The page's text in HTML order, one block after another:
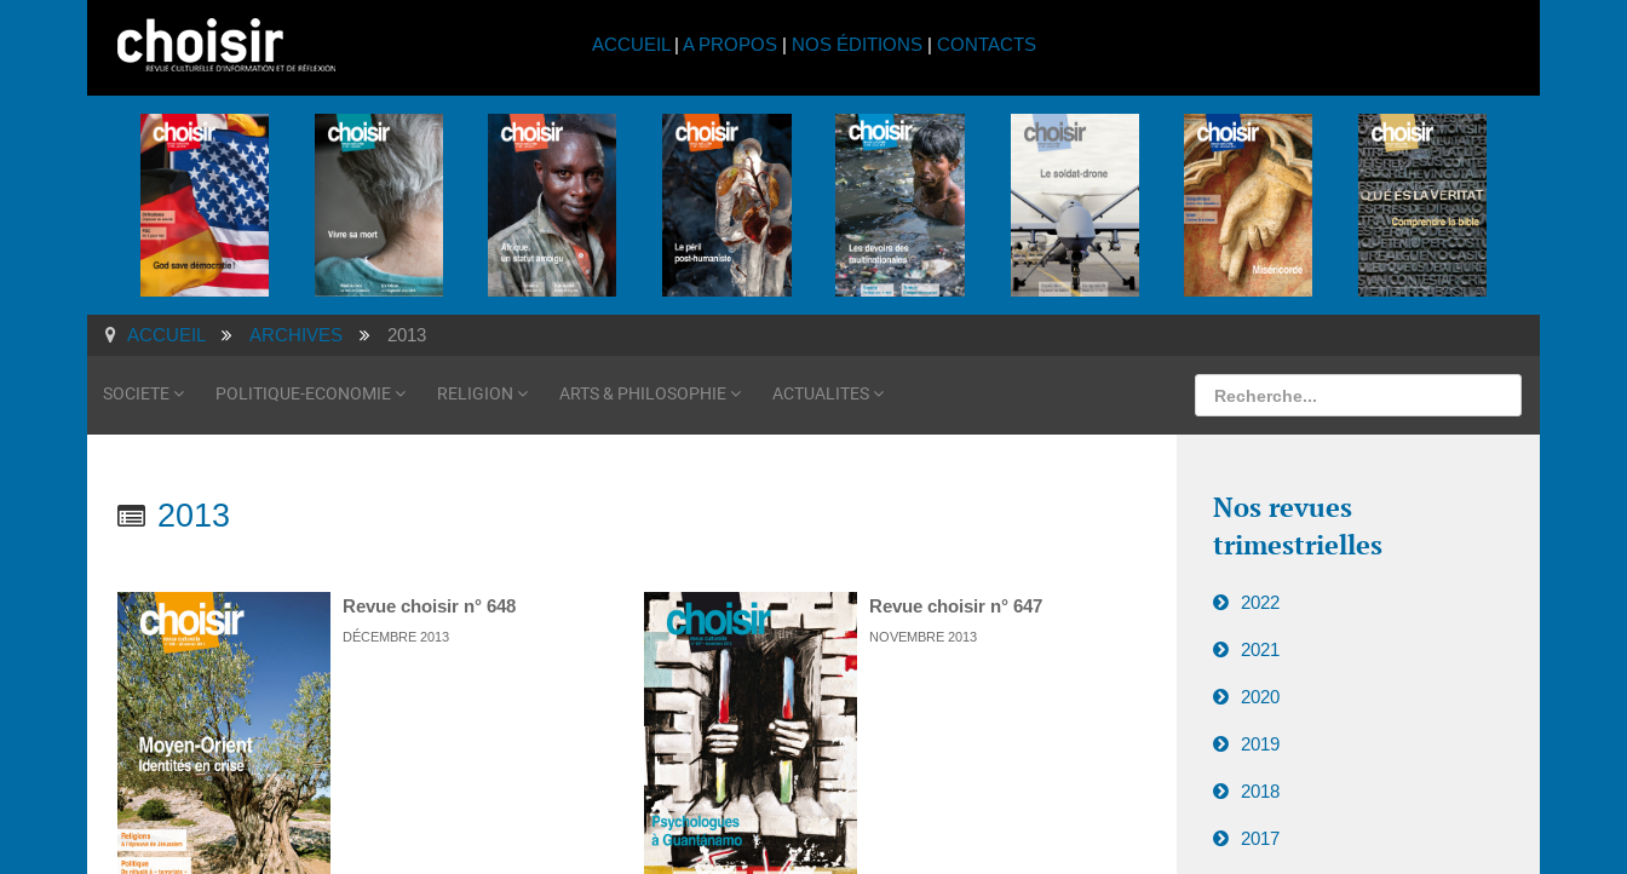
ACCUEIL | A PROPOS| NOS ÉDITIONS| CONTACTS
ACCUEIL ARCHIVES 2013
SOCIETE POLITIQUE-ECONOMIE RELIGION ARTS & PHILOSOPHIE ACTUALITES
2013
Revue choisir n° 648
DÉCEMBRE 2013
Revue choisir n° 647
NOVEMBRE 2013
Nos revues
trimestrielles
2022
2021
2020
2019
2018
2017